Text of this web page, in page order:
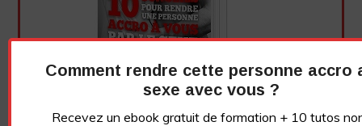
Comment rendre cette personne accro
sexe avec vous ?
Recevez un ebook gratuit de formation + 10 tutos